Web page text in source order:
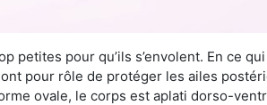
petites pour qu’ils s’envolent. En ce
pour rôle de protéger les ailes
ovale, le corps est aplati dorso-